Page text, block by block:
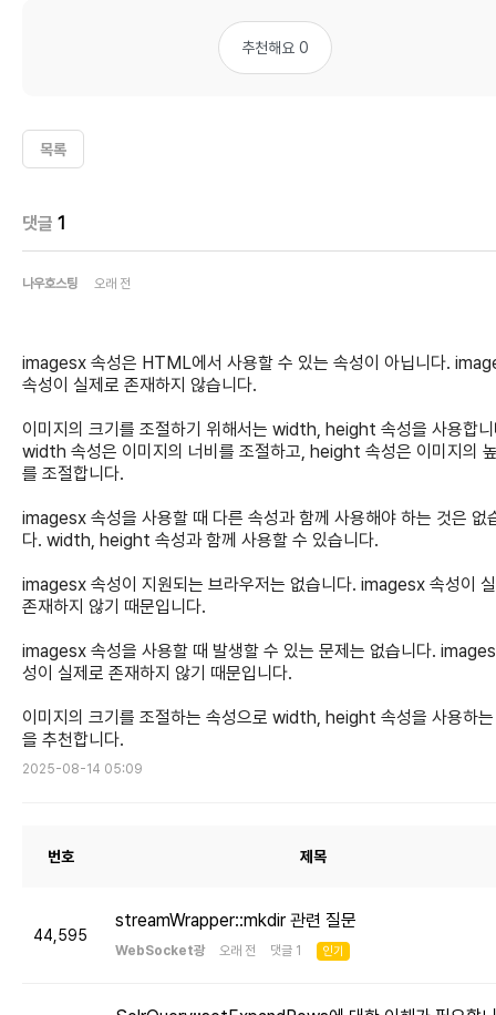
추천해요 0
목록
댓글 1
나우호스팅 오래 전
imagesx 속성은 HTML에서 사용할 수 있는 속성이 아닙니다.
속성이 실제로 존재하지 않습니다.
이미지의 크기를 조절하기 위해서는 width, height 속성을 사용합
width 속성은 이미지의 너비를 조절하고, height 속성은 이미지의
를 조절합니다.
imagesx 속성을 사용할 때 다른 속성과 함께 사용해야 하는 것은 없
다. width, height 속성과 함께 사용할 수 있습니다.
imagesx 속성이 지원되는 브라우저는 없습니다. imagesx 속성이
존재하지 않기 때문입니다.
imagesx 속성을 사용할 때 발생할 수 있는 문제는 없습니다.
성이 실제로 존재하지 않기 때문입니다.
이미지의 크기를 조절하는 속성으로 width, height 속성을 사용하
을 추천합니다.
2025-08-14 05:09
번호 제목
44,595
streamWrapper::mkdir 관련 질문
WebSocket광 오래 전 댓글 1 인기